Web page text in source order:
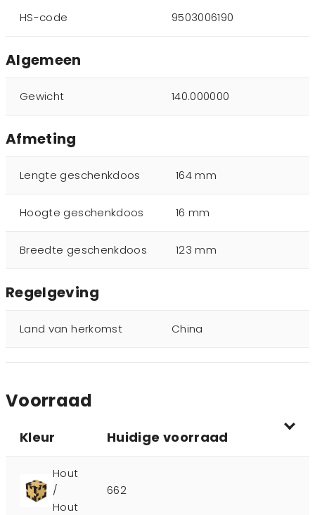
HS-code 9503006190
Algemeen
Gewicht 140.000000
Afmeting
Lengte geschenkdoos 164 mm
Hoogte geschenkdoos 16 mm
Breedte geschenkdoos 123 mm
Regelgeving
Land van herkomst China
Voorraad
Kleur Huidige voorraad
Hout
/
Hout
662